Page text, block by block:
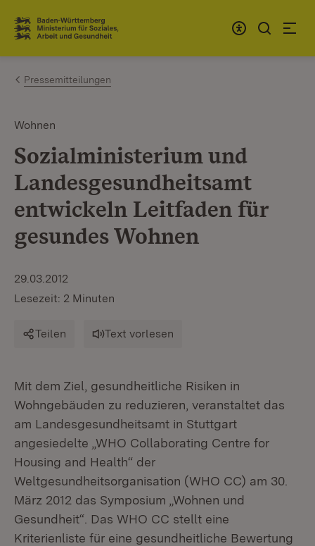
Zum Inhalt springen
Link zur Startseite
Pressemitteilungen
Wohnen
Sozialministerium und
Landesgesundheitsamt
entwickeln Leitfaden für
gesundes Wohnen
29.03.2012
Lesezeit: 2 Minuten
Teilen Text vorlesen
Mit dem Ziel, gesundheitliche Risiken in
Wohngebäuden zu reduzieren, veranstaltet das
am Landesgesundheitsamt in Stuttgart
angesiedelte „WHO Collaborating Centre for
Housing and Health“ der
Weltgesundheitsorganisation (WHO CC) am 30.
März 2012 das Symposium „Wohnen und
Gesundheit“. Das WHO CC stellt eine
Kriterienliste für eine gesundheitliche Bewertung